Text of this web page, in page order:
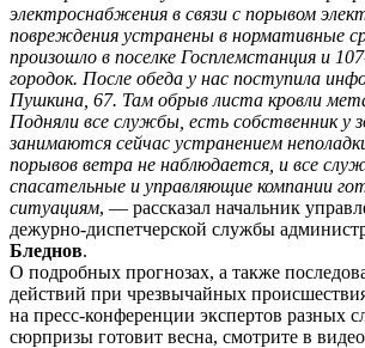
электроснабжения в связи с порывом
повреждения устранены в нормативные
произошло в поселке Госплемстанция и
городок. После обеда у нас поступила
Пушкина, 67. Там обрыв листа кровли
Подняли все службы, есть собственник у
занимаются сейчас устранением
порывов ветра не наблюдается, и все
спасательные и управляющие компании
ситуациям, — рассказал начальник
дежурно-диспетчерской службы
Бледнов.
О подробных прогнозах, а также
действий при чрезвычайных
на пресс-конференции экспертов разных
сюрпризы готовит весна, смотрите в